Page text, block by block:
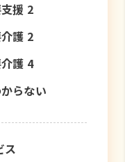
援 2
護 2
護 4
らない
ス